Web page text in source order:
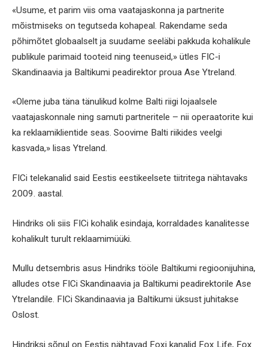
«Usume, et parim viis oma vaatajaskonna ja partnerite
mõistmiseks on tegutseda kohapeal. Rakendame seda
põhimõtet globaalselt ja suudame seeläbi pakkuda kohalikule
publikule parimaid tooteid ning teenuseid,» ütles FIC-i
Skandinaavia ja Baltikumi peadirektor proua Ase Ytreland.
«Oleme juba täna tänulikud kolme Balti riigi lojaalsele
vaatajaskonnale ning samuti partneritele – nii operaatorite kui
ka reklaamiklientide seas. Soovime Balti riikides veelgi
kasvada,» lisas Ytreland.
FICi telekanalid said Eestis eestikeelsete tiitritega nähtavaks
2009. aastal.
Hindriks oli siis FICi kohalik esindaja, korraldades kanalitesse
kohalikult turult reklaamimüüki.
Mullu detsembris asus Hindriks tööle Baltikumi regioonijuhina,
alludes otse FICi Skandinaavia ja Baltikumi peadirektorile Ase
Ytrelandile. FICi Skandinaavia ja Baltikumi üksust juhitakse
Oslost.
Hindriksi sõnul on Eestis nähtavad Foxi kanalid Fox Life, Fox